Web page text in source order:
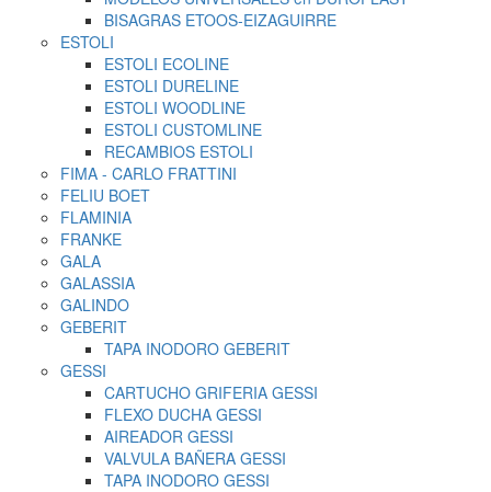
BISAGRAS ETOOS-EIZAGUIRRE
ESTOLI
ESTOLI ECOLINE
ESTOLI DURELINE
ESTOLI WOODLINE
ESTOLI CUSTOMLINE
RECAMBIOS ESTOLI
FIMA - CARLO FRATTINI
FELIU BOET
FLAMINIA
FRANKE
GALA
GALASSIA
GALINDO
GEBERIT
TAPA INODORO GEBERIT
GESSI
CARTUCHO GRIFERIA GESSI
FLEXO DUCHA GESSI
AIREADOR GESSI
VALVULA BAÑERA GESSI
TAPA INODORO GESSI